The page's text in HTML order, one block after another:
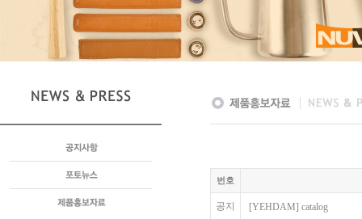
번호
공지 [YEHDAM] catalog